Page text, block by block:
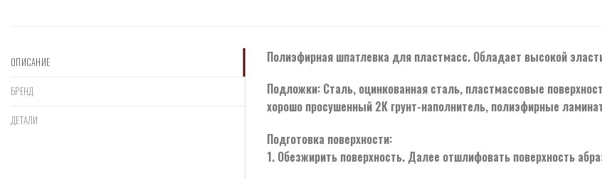
ОПИСАНИЕ
БРЕНД
ДЕТАЛИ
Полиэфирная шпатлевка для пластмасс. Обладает высокой
Подложки: Сталь, оцинкованная сталь, пластмассовые
хорошо просушенный 2К грунт-наполнитель, полиэфирные
Подготовка поверхности:
1. Обезжирить поверхность. Далее отшлифовать поверхность